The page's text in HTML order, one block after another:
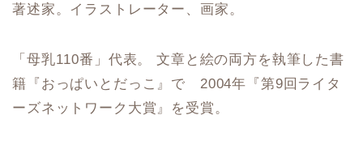
著述家。イラストレーター、画家。
「母乳110番」代表。 文章と絵の両方を執筆した書
籍『おっぱいとだっこ』で 2004年『第9回ライタ
ーズネットワーク大賞』を受賞。